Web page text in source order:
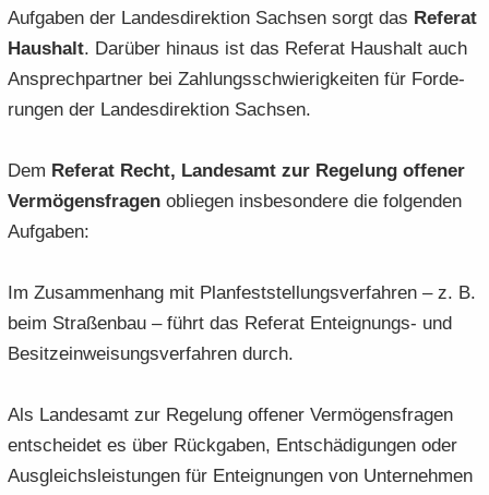
Auf­ga­ben der Lan­des­di­rek­ti­on Sach­sen sorgt das Re­fe­rat
Haus­halt. Dar­über hin­aus ist das Re­fe­rat Haus­halt auch
An­sprech­part­ner bei Zah­lungs­schwie­rig­kei­ten für For­de­
run­gen der Lan­des­di­rek­ti­on Sach­sen.
Dem Re­fe­rat Recht, Lan­des­amt zur Re­ge­lung of­fe­ner
Ver­mö­gens­fra­gen ob­lie­gen ins­be­son­de­re die fol­gen­den
Auf­ga­ben:
Im Zu­sam­men­hang mit Plan­fest­stel­lungs­ver­fah­ren – z. B.
beim Stra­ßen­bau – führt das Re­fe­rat Enteignungs-​ und
Be­sitz­ein­wei­sungs­ver­fah­ren durch.
Als Lan­des­amt zur Re­ge­lung of­fe­ner Ver­mö­gens­fra­gen
ent­schei­det es über Rück­ga­ben, Ent­schä­di­gun­gen oder
Aus­gleichs­leis­tun­gen für Ent­eig­nun­gen von Un­ter­neh­men